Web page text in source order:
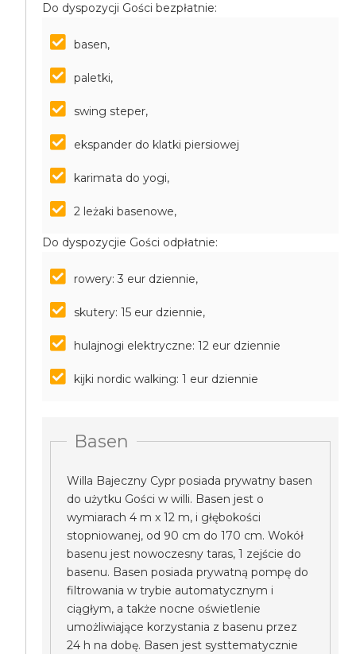
Do dyspozycji Gości bezpłatnie:
basen,
paletki,
swing steper,
ekspander do klatki piersiowej
karimata do yogi,
2 leżaki basenowe,
Do dyspozycjie Gości odpłatnie:
rowery: 3 eur dziennie,
skutery: 15 eur dziennie,
hulajnogi elektryczne: 12 eur dziennie
kijki nordic walking: 1 eur dziennie
Basen
Willa Bajeczny Cypr posiada prywatny basen
do użytku Gości w willi. Basen jest o
wymiarach 4 m x 12 m, i głębokości
stopniowanej, od 90 cm do 170 cm. Wokół
basenu jest nowoczesny taras, 1 zejście do
basenu. Basen posiada prywatną pompę do
filtrowania w trybie automatycznym i
ciągłym, a także nocne oświetlenie
umożliwiające korzystania z basenu przez
24 h na dobę. Basen jest systtematycznie